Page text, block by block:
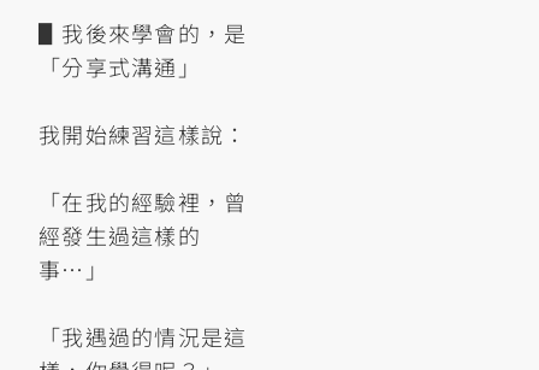
▋我後來學會的，是
「分享式溝通」
我開始練習這樣說：
「在我的經驗裡，曾
經發生過這樣的
事…」
「我遇過的情況是這